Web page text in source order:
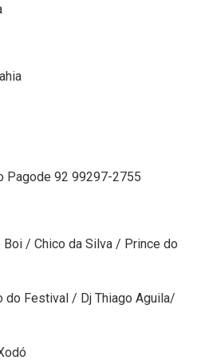
Pagode 92 99297-2755
/ Chico da Silva / Prince do
do Festival / Dj Thiago Aguila/